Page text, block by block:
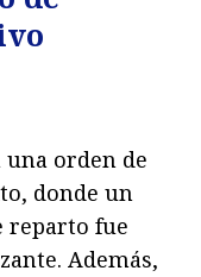
una orden de
donde un
reparto fue
Además,